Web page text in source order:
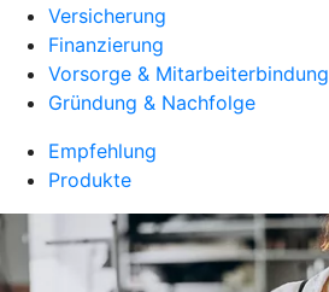
Versicherung
Finanzierung
Vorsorge & Mitarbeiterbindung
Gründung & Nachfolge
Empfehlung
Produkte